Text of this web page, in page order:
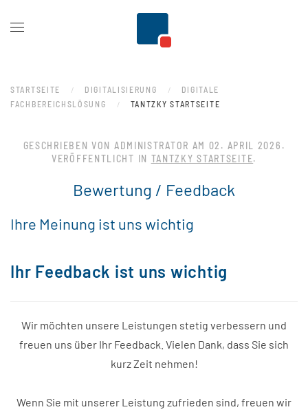
STARTSEITE DIGITALISIERUNG
DIGITALE
FACHBEREICHSLÖSUNG
TANTZKY STARTSEITE
GESCHRIEBEN VON ADMINISTRATOR AM 02. APRIL 2026 .
VERÖFFENTLICHT IN TANTZKY STARTSEITE.
Bewertung / Feedback
Ihre Meinung ist uns wichtig
Ihr Feedback ist uns wichtig
Wir möchten unsere Leistungen stetig verbessern und
freuen uns über Ihr Feedback. Vielen Dank, dass Sie sich
kurz Zeit nehmen!
Wenn Sie mit unserer Leistung zufrieden sind, freuen wir